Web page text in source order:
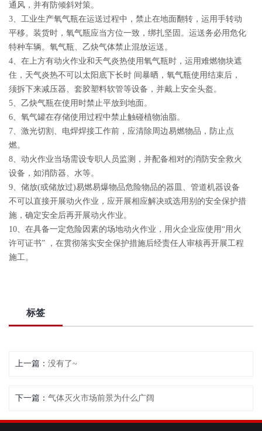
通风，并有防倾斜对策。
3、工业生产氧气瓶在运送过程中，禁止在地面翻转，运用手转动
平移。装货时，氧气瓶应当方位一致，绑扎坚固。运送务必用危化
特种车辆。氧气瓶、乙炔气体禁止混放运送。
4、在上方有动火作业和天气炎热使用氧气瓶时，运用难燃物块遮
住，天气炎热不可以太阳底下长时 间暴晒，氧气瓶使用结束后，
须拆下来减压器、套胶塑料软管等设备，并戴上安全头盔。
5、乙炔气瓶在使用时禁止平放到地面。
6、氧气罐在存储使用过程中禁止触碰植物油脂。
7、激光切割、电焊焊接工作前，应清除周边易燃物品，防止点
燃。
8、动火作业当场需设专职人员监测，并配备相对的消防安全救火
设备，如消防器、水等。
9、储放(或储放过)易燃易爆物品危险物品的器皿、管道机器设备
不可以直接开展动火作业，应开展相应解决或选用别的安全保护措
施，确定安全后再开展动火作业。
10、在具备一定危险因素的场地动火作业，用火企业应使用“用火
许可证书” ，在贯彻落实安全保护措施后经责任人审核再开展工程
施工。
标签
上一篇： 没有了~
下一篇： 气体灭火市场前景为什么广阔